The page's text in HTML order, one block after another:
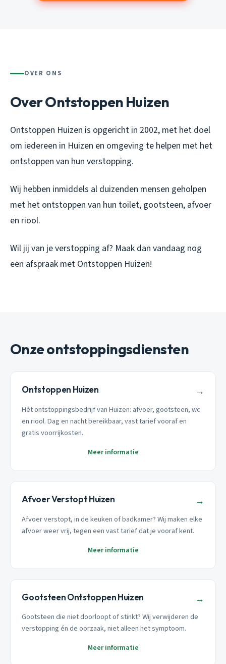
OVER ONS
Over Ontstoppen Huizen
Ontstoppen Huizen is opgericht in 2002, met het doel
om iedereen in Huizen en omgeving te helpen met het
ontstoppen van hun verstopping.
Wij hebben inmiddels al duizenden mensen geholpen
met het ontstoppen van hun toilet, gootsteen, afvoer
en riool.
Wil jij van je verstopping af? Maak dan vandaag nog
een afspraak met Ontstoppen Huizen!
Onze ontstoppingsdiensten
Ontstoppen Huizen →
Hét ontstoppingsbedrijf van Huizen: afvoer, gootsteen, wc
en riool. Dag en nacht bereikbaar, vast tarief vooraf en
gratis voorrijkosten.
Meer informatie
Afvoer Verstopt Huizen →
Afvoer verstopt, in de keuken of badkamer? Wij maken elke
afvoer weer vrij, tegen een vast tarief dat je vooraf kent.
Meer informatie
Gootsteen Ontstoppen Huizen →
Gootsteen die niet doorloopt of stinkt? Wij verwijderen de
verstopping én de oorzaak, niet alleen het symptoom.
Meer informatie